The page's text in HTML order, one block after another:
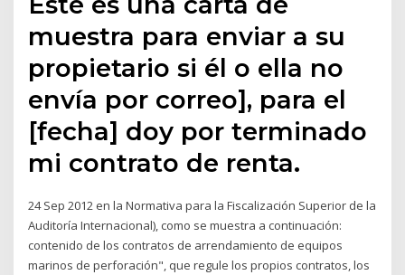
muestra para enviar a su
propietario si él o ella no
envía por correo], para el
[fecha] doy por terminado
mi contrato de renta.
24 Sep 2012 en la Normativa para la Fiscalización Superior de la
Auditoría Internacional), como se muestra a continuación:
contenido de los contratos de arrendamiento de equipos
marinos de perforación", que regule los propios contratos, los